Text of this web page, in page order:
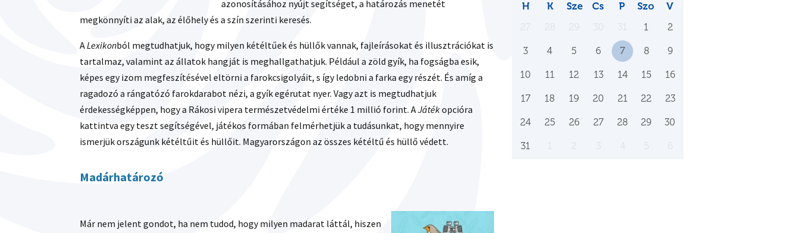
azonosításához nyújt segítséget, a határozás menetét
megkönnyíti az alak, az élőhely és a szín szerinti keresés.
ALexikonból megtudhatjuk, hogy milyen kétéltűek és hüllők vannak, fajleírásokat és illusztrációkat is
tartalmaz, valamint az állatok hangját is meghallgathatjuk. Például a zöld gyík, ha fogságba esik,
képes egy izom megfeszítésével eltörni a farokcsigolyáit, s így ledobni a farka egy részét. És amíg a
ragadozó a rángatózó farokdarabot nézi, a gyík egérutat nyer. Vagy azt is megtudhatjuk
érdekességképpen, hogy a Rákosi vipera természetvédelmi értéke 1 millió forint. AJátékopcióra
kattintva egy teszt segítségével, játékos formában felmérhetjük a tudásunkat, hogy mennyire
ismerjük országunk kétéltűit és hüllőit. Magyarországon az összes kétéltű és hüllő védett.
Madárhatározó
Már nem jelent gondot, ha nem tudod, hogy milyen madarat láttál, hiszen
H K Sze Cs P Szo V
1 2
3 4 5 6 7 8 9
10 11 12 13 14 15 16
17 18 19 20 21 22 23
24 25 26 27 28 29 30
31